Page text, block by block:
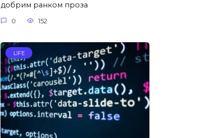
добрим ранком проза
0 152
LIFE